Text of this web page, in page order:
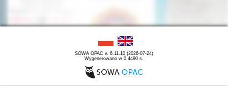
SOWA OPAC v. 6.11.10 (2026-07-24)
Wygenerowano w 0,4490 s.